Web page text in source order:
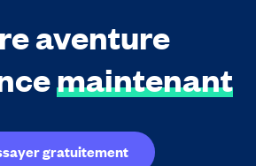
aventure
maintenant
gratuitement